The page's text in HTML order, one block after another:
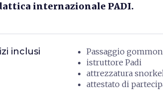
internazionale PADI.
inclusi
Passaggio
istruttore Padi
attrezzatura
attestato di